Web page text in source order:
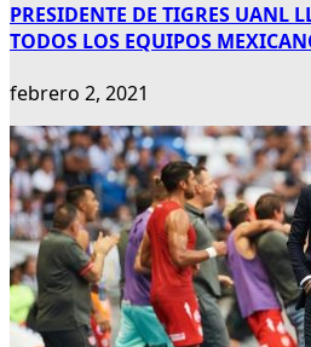
PRESIDENTE DE TIGRES UANL
TODOS LOS EQUIPOS
febrero 2, 2021